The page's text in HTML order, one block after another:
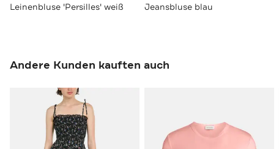
Leinenbluse 'Persilles' weiß Jeansbluse blau
Andere Kunden kauften auch